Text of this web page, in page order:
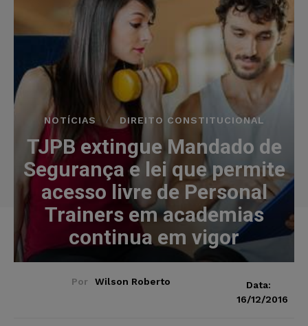
NOTÍCIAS DIREITO CONSTITUCIONAL
TJPB extingue Mandado de
Segurança e lei que permite
acesso livre de Personal
Trainers em academias
continua em vigor
Por Wilson Roberto
Data:
16/12/2016